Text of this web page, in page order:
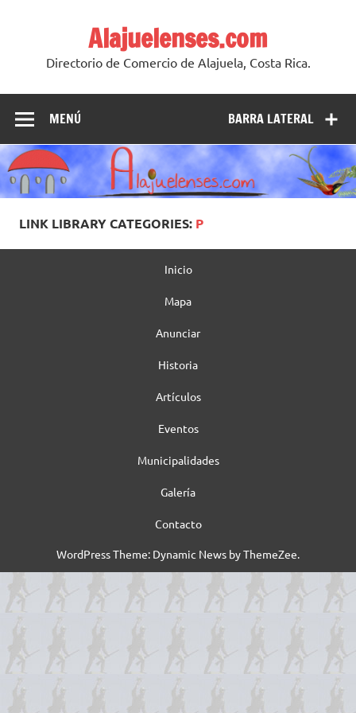
Alajuelenses.com
Directorio de Comercio de Alajuela, Costa Rica.
BARRA LATERAL
MENÚ
LINK LIBRARY CATEGORIES: P
Inicio
Mapa
Anunciar
Historia
Artículos
Eventos
Municipalidades
Galería
Contacto
WordPress Theme: Dynamic News by ThemeZee.